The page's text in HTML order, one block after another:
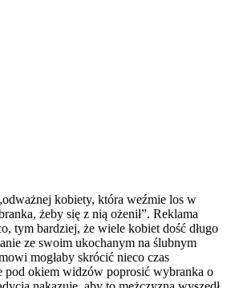
kobiety, która weźmie los w
żeby się z nią ożenił”. Reklama
tym bardziej, że wiele kobiet dość długo
ze swoim ukochanym na ślubnym
mogłaby skrócić nieco czas
pod okiem widzów poprosić wybranka o